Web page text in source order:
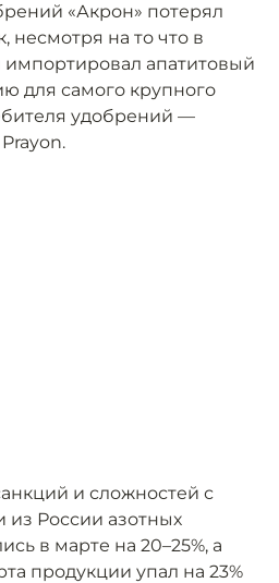
«Акрон» потерял
несмотря на то что в
апатитовый
для самого крупного
удобрений —
и сложностей с
из России азотных
в марте на 20–25%, а
продукции упал на 23%